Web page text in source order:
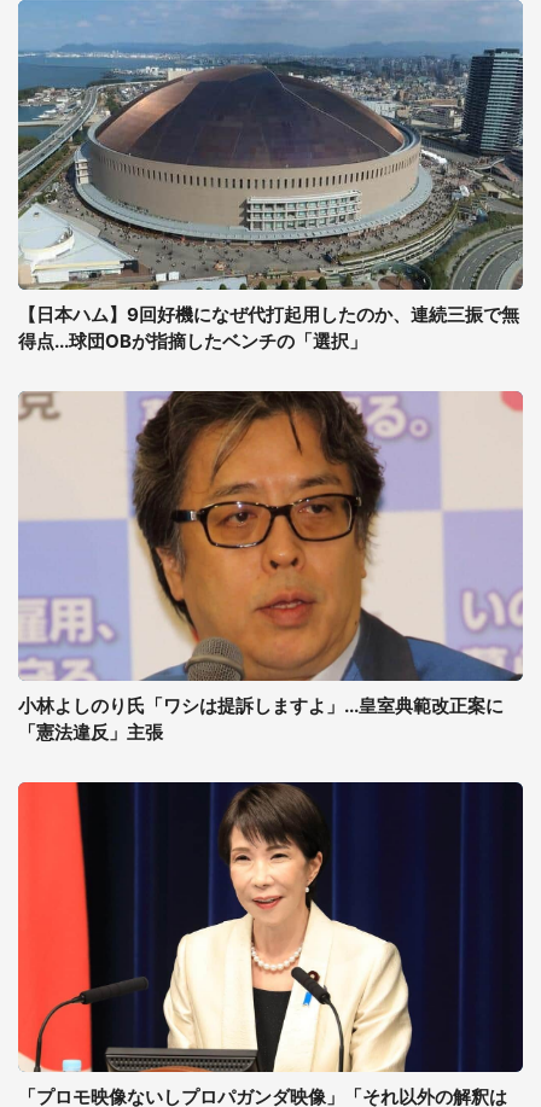
【日本ハム】9回好機になぜ代打起用したのか、連続三振で無
得点...球団OBが指摘したベンチの「選択」
小林よしのり氏「ワシは提訴しますよ」...皇室典範改正案に
「憲法違反」主張
「プロモ映像ないしプロパガンダ映像」「それ以外の解釈は